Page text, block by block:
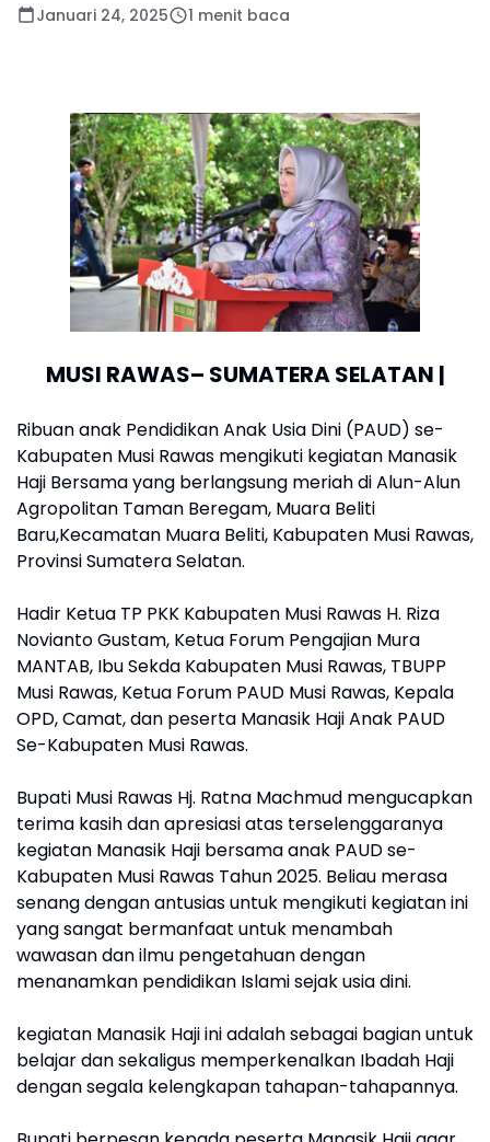
Januari 24, 2025 1 menit baca
MUSI RAWAS– SUMATERA SELATAN |
Ribuan anak Pendidikan Anak Usia Dini (PAUD) se-
Kabupaten Musi Rawas mengikuti kegiatan Manasik
Haji Bersama yang berlangsung meriah di Alun-Alun
Agropolitan Taman Beregam, Muara Beliti
Baru,Kecamatan Muara Beliti, Kabupaten Musi Rawas,
Provinsi Sumatera Selatan.
Hadir Ketua TP PKK Kabupaten Musi Rawas H. Riza
Novianto Gustam, Ketua Forum Pengajian Mura
MANTAB, Ibu Sekda Kabupaten Musi Rawas, TBUPP
Musi Rawas, Ketua Forum PAUD Musi Rawas, Kepala
OPD, Camat, dan peserta Manasik Haji Anak PAUD
Se-Kabupaten Musi Rawas.
Bupati Musi Rawas Hj. Ratna Machmud mengucapkan
terima kasih dan apresiasi atas terselenggaranya
kegiatan Manasik Haji bersama anak PAUD se-
Kabupaten Musi Rawas Tahun 2025. Beliau merasa
senang dengan antusias untuk mengikuti kegiatan ini
yang sangat bermanfaat untuk menambah
wawasan dan ilmu pengetahuan dengan
menanamkan pendidikan Islami sejak usia dini.
kegiatan Manasik Haji ini adalah sebagai bagian untuk
belajar dan sekaligus memperkenalkan Ibadah Haji
dengan segala kelengkapan tahapan-tahapannya.